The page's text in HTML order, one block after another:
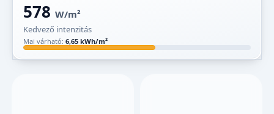
578 W/m²
Kedvező intenzitás
Mai várható: 6,65 kWh/m²